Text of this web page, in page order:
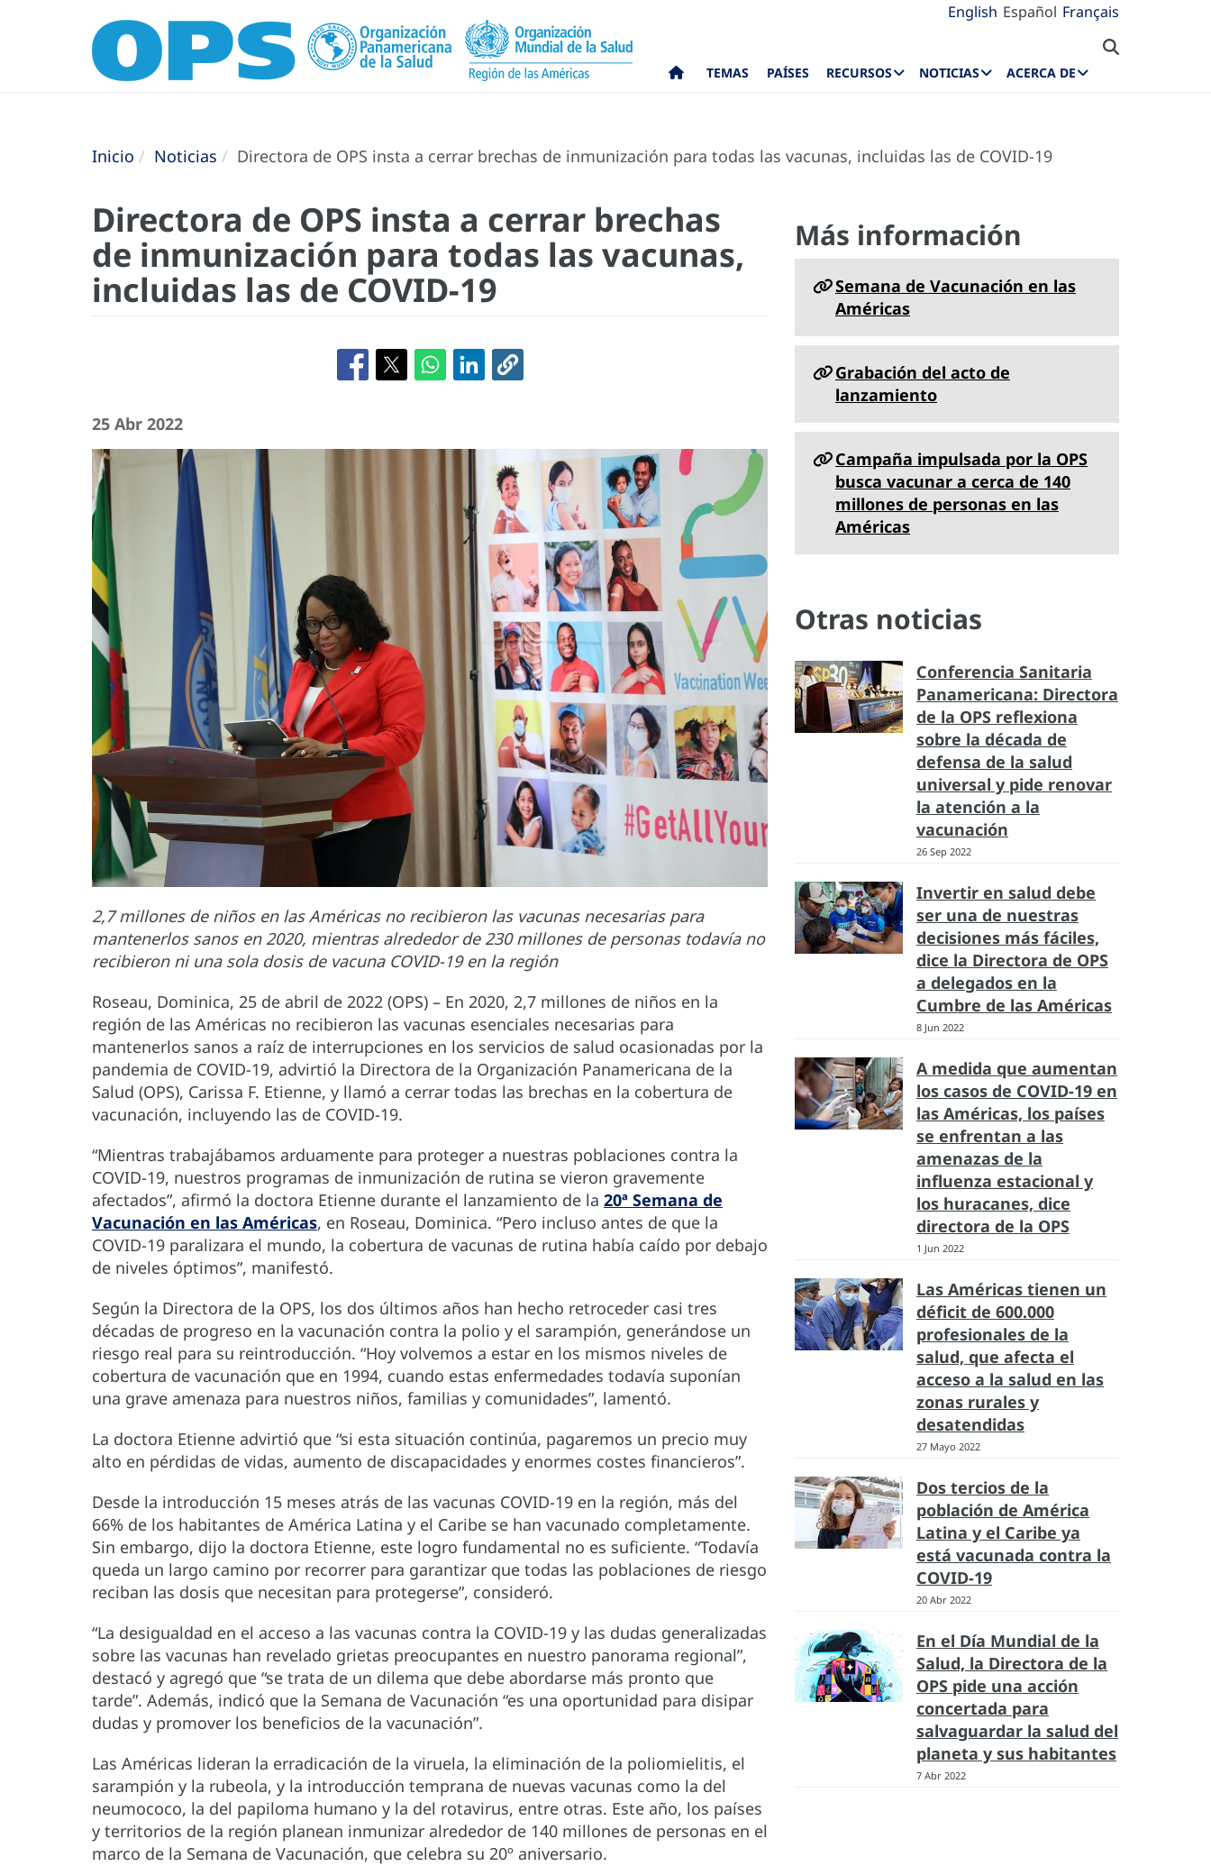
English Español Français
TEMAS PAÍSES RECURSOS NOTICIAS ACERCA DE
Inicio Noticias Directora de OPS insta a cerrar brechas de inmunización para todas las vacunas, incluidas las de COVID-19
Directora de OPS insta a cerrar brechas
de inmunización para todas las vacunas,
incluidas las de COVID-19
25 Abr 2022
2,7 millones de niños en las Américas no recibieron las vacunas necesarias para
mantenerlos sanos en 2020, mientras alrededor de 230 millones de personas todavía no
recibieron ni una sola dosis de vacuna COVID-19 en la región
Roseau, Dominica, 25 de abril de 2022 (OPS) – En 2020, 2,7 millones de niños en la
región de las Américas no recibieron las vacunas esenciales necesarias para
mantenerlos sanos a raíz de interrupciones en los servicios de salud ocasionadas por la
pandemia de COVID-19, advirtió la Directora de la Organización Panamericana de la
Salud (OPS), Carissa F. Etienne, y llamó a cerrar todas las brechas en la cobertura de
vacunación, incluyendo las de COVID-19.
“Mientras trabajábamos arduamente para proteger a nuestras poblaciones contra la
COVID-19, nuestros programas de inmunización de rutina se vieron gravemente
afectados”, afirmó la doctora Etienne durante el lanzamiento de la 20ª Semana de
Vacunación en las Américas, en Roseau, Dominica. “Pero incluso antes de que la
COVID-19 paralizara el mundo, la cobertura de vacunas de rutina había caído por debajo
de niveles óptimos”, manifestó.
Según la Directora de la OPS, los dos últimos años han hecho retroceder casi tres
décadas de progreso en la vacunación contra la polio y el sarampión, generándose un
riesgo real para su reintroducción. “Hoy volvemos a estar en los mismos niveles de
cobertura de vacunación que en 1994, cuando estas enfermedades todavía suponían
una grave amenaza para nuestros niños, familias y comunidades”, lamentó.
La doctora Etienne advirtió que “si esta situación continúa, pagaremos un precio muy
alto en pérdidas de vidas, aumento de discapacidades y enormes costes financieros”.
Desde la introducción 15 meses atrás de las vacunas COVID-19 en la región, más del
66% de los habitantes de América Latina y el Caribe se han vacunado completamente.
Sin embargo, dijo la doctora Etienne, este logro fundamental no es suficiente. “Todavía
queda un largo camino por recorrer para garantizar que todas las poblaciones de riesgo
reciban las dosis que necesitan para protegerse”, consideró.
“La desigualdad en el acceso a las vacunas contra la COVID-19 y las dudas generalizadas
sobre las vacunas han revelado grietas preocupantes en nuestro panorama regional”,
destacó y agregó que “se trata de un dilema que debe abordarse más pronto que
tarde”. Además, indicó que la Semana de Vacunación “es una oportunidad para disipar
dudas y promover los beneficios de la vacunación”.
Las Américas lideran la erradicación de la viruela, la eliminación de la poliomielitis, el
sarampión y la rubeola, y la introducción temprana de nuevas vacunas como la del
neumococo, la del papiloma humano y la del rotavirus, entre otras. Este año, los países
y territorios de la región planean inmunizar alrededor de 140 millones de personas en el
marco de la Semana de Vacunación, que celebra su 20º aniversario.
Más información
Semana de Vacunación en las
Américas
Grabación del acto de
lanzamiento
Campaña impulsada por la OPS
busca vacunar a cerca de 140
millones de personas en las
Américas
Otras noticias
Conferencia Sanitaria
Panamericana: Directora
de la OPS reflexiona
sobre la década de
defensa de la salud
universal y pide renovar
la atención a la
vacunación
26 Sep 2022
Invertir en salud debe
ser una de nuestras
decisiones más fáciles,
dice la Directora de OPS
a delegados en la
Cumbre de las Américas
8 Jun 2022
A medida que aumentan
los casos de COVID-19 en
las Américas, los países
se enfrentan a las
amenazas de la
influenza estacional y
los huracanes, dice
directora de la OPS
1 Jun 2022
Las Américas tienen un
déficit de 600.000
profesionales de la
salud, que afecta el
acceso a la salud en las
zonas rurales y
desatendidas
27 Mayo 2022
Dos tercios de la
población de América
Latina y el Caribe ya
está vacunada contra la
COVID-19
20 Abr 2022
En el Día Mundial de la
Salud, la Directora de la
OPS pide una acción
concertada para
salvaguardar la salud del
planeta y sus habitantes
7 Abr 2022